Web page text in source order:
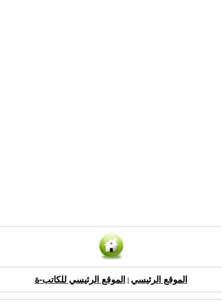
الموقع الرئيسي الموقع الرئيسي للكاتب-ة